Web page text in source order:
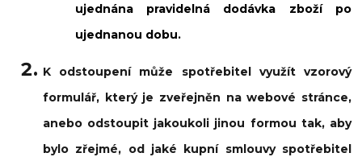
ujednána pravidelná dodávka zboží po
ujednanou dobu.
K odstoupení může spotřebitel využít vzorový
formulář, který je zveřejněn na webové stránce,
anebo odstoupit jakoukoli jinou formou tak, aby
bylo zřejmé, od jaké kupní smlouvy spotřebitel